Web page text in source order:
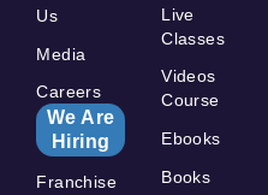
Us
Media
Careers
We Are
Hiring
Franchise
Live
Classes
Videos
Course
Ebooks
Books